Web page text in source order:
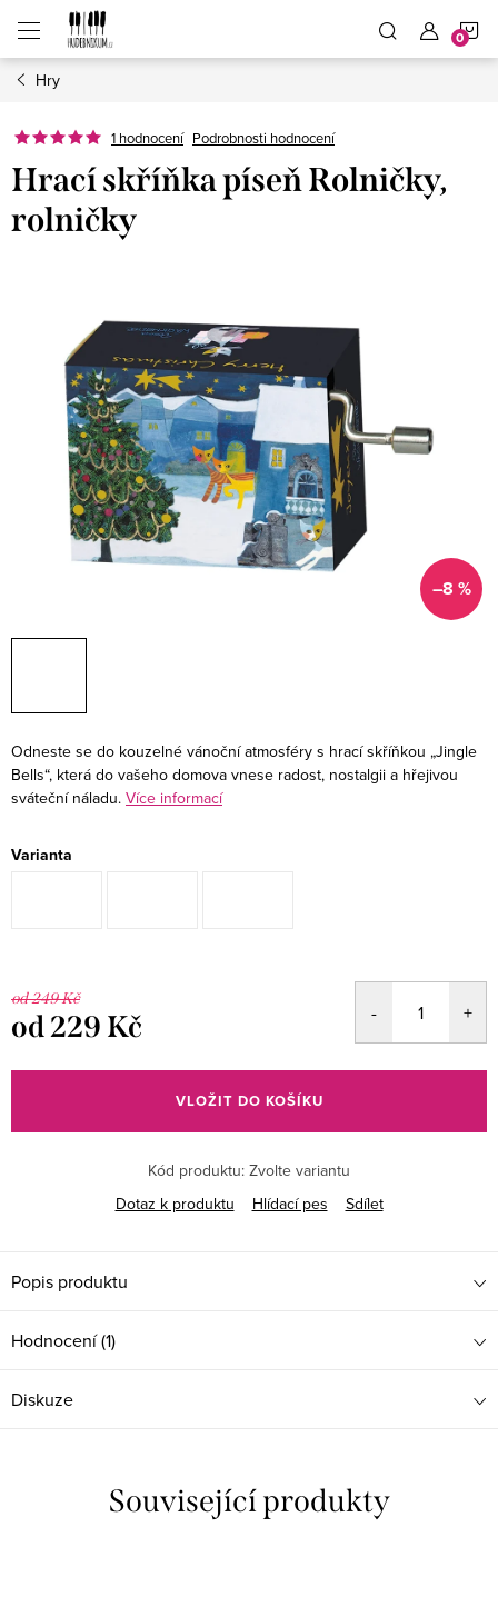
obsah
Hry
1 hodnocení Podrobnosti hodnocení
Hrací skříňka píseň Rolničky,
rolničky
–8 %
Odneste se do kouzelné vánoční atmosféry s hrací skříňkou „Jingle
Bells“, která do vašeho domova vnese radost, nostalgii a hřejivou
sváteční náladu. Více informací
Varianta
od 249 Kč
od229 Kč
cena:
VLOŽIT DO KOŠÍKU
Kód produktu: Zvolte variantu
Dotaz k produktu
Hlídací pes Sdílet
Popis produktu
Hodnocení (1)
Diskuze
Související produkty